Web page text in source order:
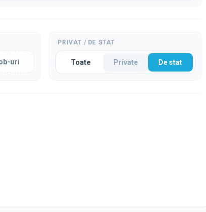
uri
PRIVAT / DE STAT
Toate Private De stat